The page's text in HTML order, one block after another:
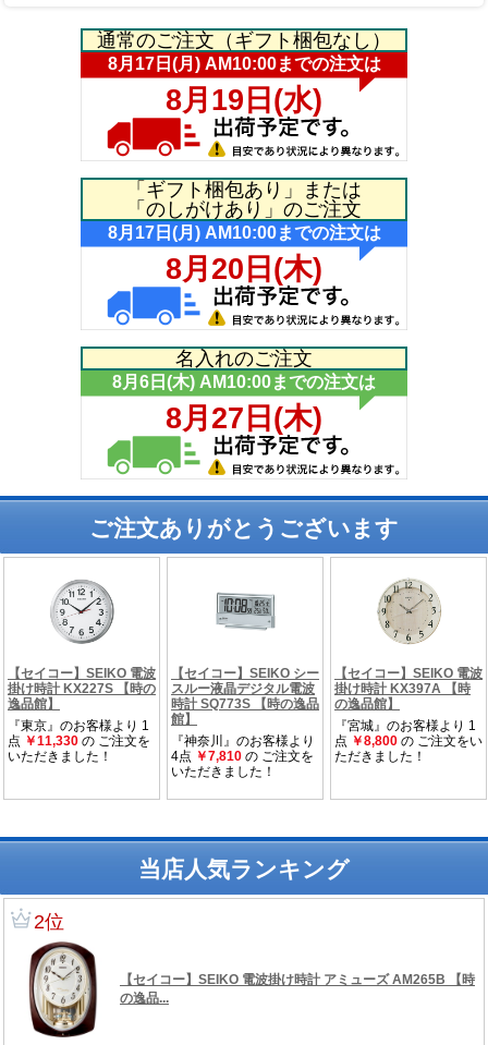
通常のご注文（ギフト梱包なし）
「ギフト梱包あり」または
「のしがけあり」のご注文
名入れのご注文
ご注文ありがとうございます
当店人気ランキング